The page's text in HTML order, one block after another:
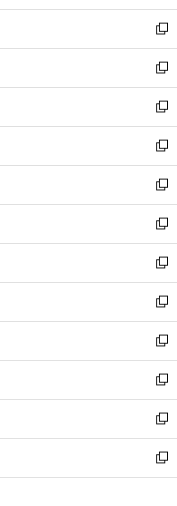
開
く
ウ
で
開
く
ン
ド
ウ
で
開
く
新
し
い
ウ
ィ
ン
ド
ウ
で
開
く
新
し
い
ウ
ィ
ン
ド
ウ
で
開
く
新
し
い
ウ
ィ
ン
ド
ウ
で
開
く
新
し
い
ウ
ィ
ン
ド
ウ
で
開
く
新
し
い
ウ
ィ
ン
ド
ウ
で
開
く
新
し
い
ウ
ィ
ン
ド
ウ
で
開
く
新
し
い
ウ
ィ
ン
ド
ウ
で
開
く
新
し
い
ウ
ィ
ン
ド
ウ
で
開
新
し
い
ウ
ィ
ン
ド
ウ
新
し
い
ウ
ィ
ン
新
し
い
ウ
新
し